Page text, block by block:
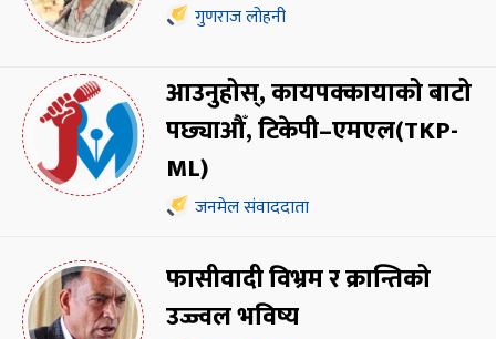
गुणराज लोहनी
आउनुहोस्, कायपक्कायाको बाटो
पछ्याऔँ, टिकेपी–एमएल(TKP-
ML)
जनमेल संवाददाता
फासीवादी विभ्रम र क्रान्तिको
उज्ज्वल भविष्य